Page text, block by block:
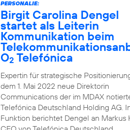
PERSONALIE:
Birgit Carolina Dengel
startet als Leiterin
Kommunikation beim
O2 Telefónica
Expertin für strategische
dem 1. Mai 2022 neue Direktorin
Communications der im MDAX
Telefónica Deutschland Holding AG.
Funktion berichtet Dengel an Markus